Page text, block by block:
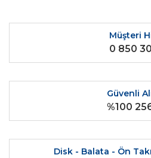
Müşteri
0 850
Güvenli
%100
Disk - Balata - Ön